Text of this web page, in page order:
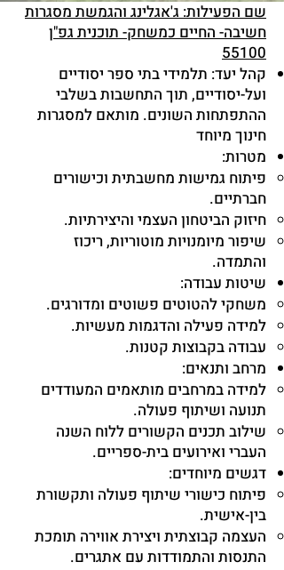
שם הפעילות: ג'אגלינג והגמשת מסגרות
חשיבה- החיים כמשחק- תוכנית גפ"ן
55100
קהל יעד: תלמידי בתי ספר יסודיים
ועל-יסודיים, תוך התחשבות בשלבי
ההתפתחות השונים. מותאם למסגרות
חינוך מיוחד
מטרות:
פיתוח גמישות מחשבתית וכישורים
חברתיים.
חיזוק הביטחון העצמי והיצירתיות.
שיפור מיומנויות מוטוריות, ריכוז
והתמדה.
שיטות עבודה:
משחקי להטוטים פשוטים ומדורגים.
למידה פעילה והדגמות מעשיות.
עבודה בקבוצות קטנות.
מרחב ותנאים:
למידה במרחבים מותאמים המעודדים
תנועה ושיתוף פעולה.
שילוב תכנים הקשורים ללוח השנה
העברי ואירועים בית-ספריים.
דגשים מיוחדים:
פיתוח כישורי שיתוף פעולה ותקשורת
בין-אישית.
העצמה קבוצתית ויצירת אווירה תומכת
התנסות והתמודדות עם אתגרים.